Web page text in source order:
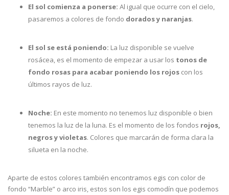
El sol comienza a ponerse: Al igual que ocurre con el cielo,
pasaremos a colores de fondo dorados y naranjas.
El sol se está poniendo: La luz disponible se vuelve
rosácea, es el momento de empezar a usar los tonos de
fondo rosas para acabar poniendo los rojos con los
últimos rayos de luz.
Noche: En este momento no tenemos luz disponible o bien
tenemos la luz de la luna. Es el momento de los fondos rojos,
negros y violetas. Colores que marcarán de forma clara la
silueta en la noche.
Aparte de estos colores también encontramos egis con color de
fondo “Marble” o arco iris, estos son los egis comodín que podemos